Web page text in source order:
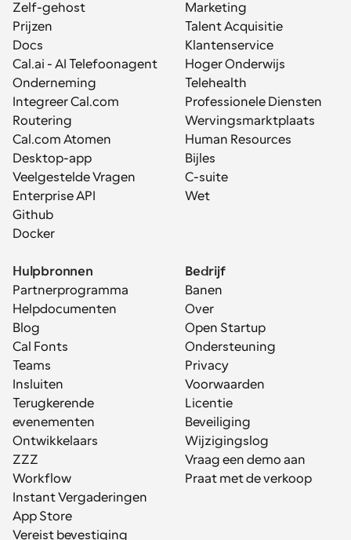
Zelf-gehost
Prijzen
Docs
Cal.ai - AI Telefoonagent
Onderneming
Integreer Cal.com
Routering
Cal.com Atomen
Desktop-app
Veelgestelde Vragen
Enterprise API
Github
Docker
Marketing
Talent Acquisitie
Klantenservice
Hoger Onderwijs
Telehealth
Professionele Diensten
Wervingsmarktplaats
Human Resources
Bijles
C-suite
Wet
Hulpbronnen
Partnerprogramma
Helpdocumenten
Blog
Cal Fonts
Teams
Insluiten
Terugkerende
evenementen
Ontwikkelaars
ZZZ
Workflow
Instant Vergaderingen
App Store
Vereist bevestiging
Bedrijf
Banen
Over
Open Startup
Ondersteuning
Privacy
Voorwaarden
Licentie
Beveiliging
Wijzigingslog
Vraag een demo aan
Praat met de verkoop